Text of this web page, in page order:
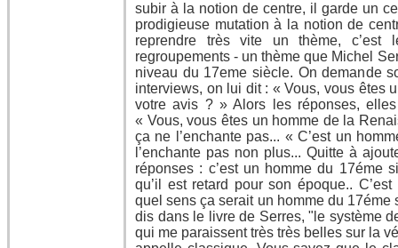
subir à la notion de centre, il garde un
prodigieuse mutation à la notion de
reprendre très vite un thème, c’est
regroupements - un thème que Michel
niveau du 17eme siècle. On demande
interviews, on lui dit : « Vous, vous êtes
votre avis ? » Alors les réponses,
« Vous, vous êtes un homme de la
ça ne l’enchante pas... « C’est un
l’enchante pas non plus... Quitte à
réponses : c’est un homme du 17éme
qu’il est retard pour son époque..
quel sens ça serait un homme du
dis dans le livre de Serres, "le système
qui me paraissent très très belles sur la